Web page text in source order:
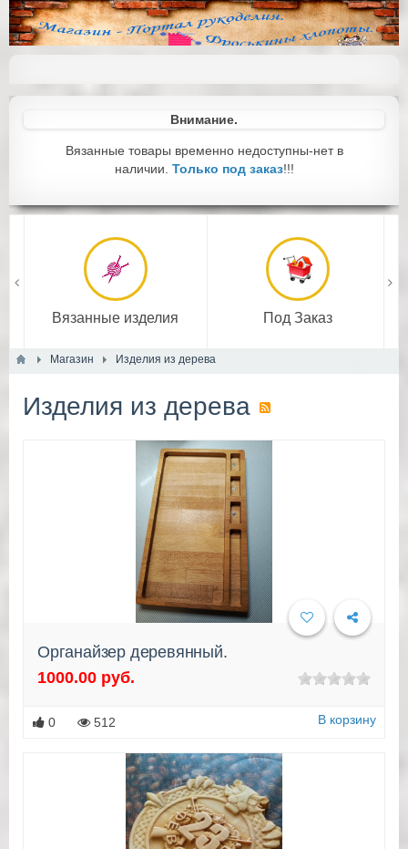
Внимание.
Вязанные товары временно недоступны-нет в
наличии. Только под заказ!!!
Вязанные изделия Под Заказ
Магазин Изделия из дерева
Изделия из дерева
Органайзер деревянный.
1000.00 руб.
0 512 В корзину